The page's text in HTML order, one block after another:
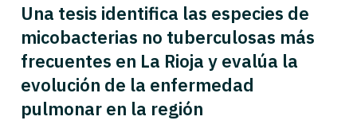
Una tesis identifica las especies de
micobacterias no tuberculosas más
frecuentes en La Rioja y evalúa la
evolución de la enfermedad
pulmonar en la región